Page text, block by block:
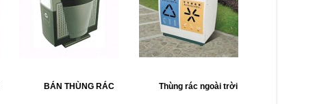
BÁN THÙNG RÁC Thùng rác ngoài trời